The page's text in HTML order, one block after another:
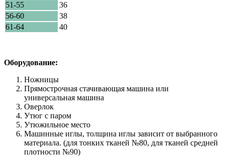
51-55
36
56-60
38
61-64
40
Оборудование:
Ножницы
Прямострочная стачивающая машина или
универсальная машина
Оверлок
Утюг с паром
Утюжильное место
Машинные иглы, толщина иглы зависит от выбранного
материала. (для тонких тканей №80, для тканей средней
плотности №90)